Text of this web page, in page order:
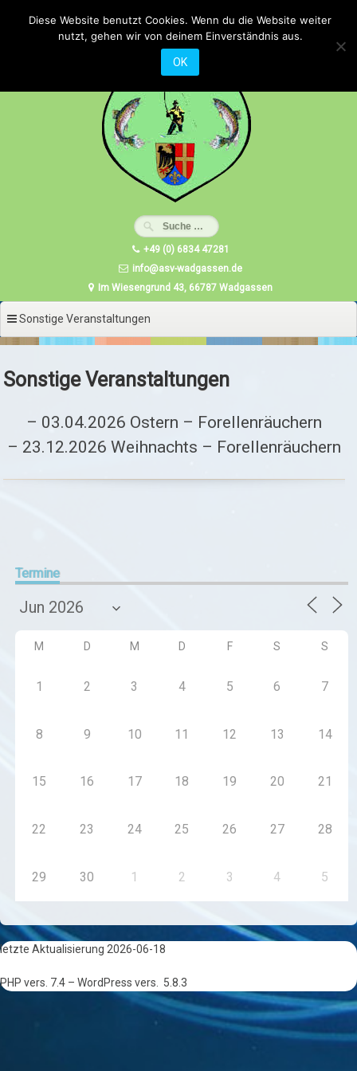
+49 (0) 6834 47281
info@asv-wadgassen.de
Im Wiesengrund 43, 66787 Wadgassen
Sonstige Veranstaltungen
Sonstige Veranstaltungen
– 03.04.2026 Ostern – Forellenräuchern
– 23.12.2026 Weihnachts – Forellenräuchern
Termine
M D M D F S S
1 2 3 4 5 6 7
8 9 10 11 12 13 14
15 16 17 18 19 20 21
22 23 24 25 26 27 28
29 30 1 2 3 4 5
letzte Aktualisierung 2026-06-18
PHP vers. 7.4 – WordPress vers. 5.8.3
Diese Website benutzt Cookies. Wenn du die Website weiter
nutzt, gehen wir von deinem Einverständnis aus.
OK